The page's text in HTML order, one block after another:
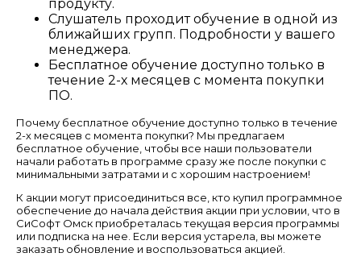
продукту.
Слушатель проходит обучение в одной из
ближайших групп. Подробности у вашего
менеджера.
Бесплатное обучение доступно только в
течение 2-х месяцев с момента покупки
ПО.
Почему бесплатное обучение доступно только в течение
2-х месяцев с момента покупки? Мы предлагаем
бесплатное обучение, чтобы все наши пользователи
начали работать в программе сразу же после покупки с
минимальными затратами и с хорошим настроением!
К акции могут присоединиться все, кто купил программное
обеспечение до начала действия акции при условии, что в
СиСофт Омск приобреталась текущая версия программы
или подписка на нее. Если версия устарела, вы можете
заказать обновление и воспользоваться акцией.